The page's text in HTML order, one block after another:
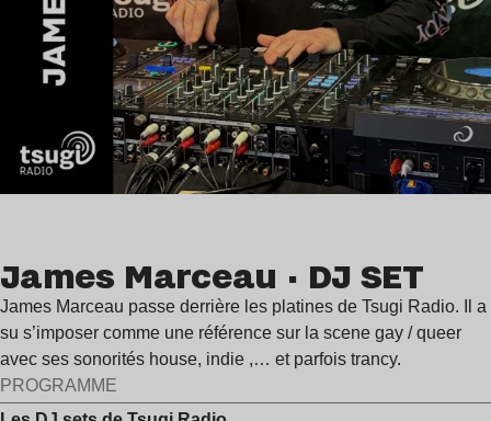
James Marceau · DJ SET
James Marceau passe derrière les platines de Tsugi Radio. Il a
su s’imposer comme une référence sur la scene gay / queer
avec ses sonorités house, indie ,… et parfois trancy.
PROGRAMME